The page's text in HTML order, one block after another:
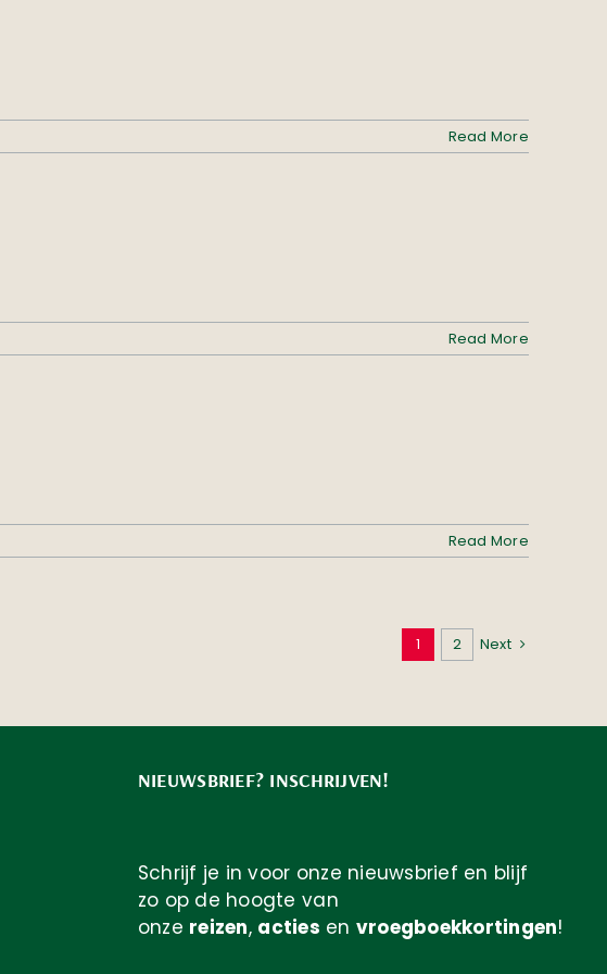
Read More
Read More
Read More
1 2 Next
NIEUWSBRIEF? INSCHRIJVEN!
Schrijf je in voor onze nieuwsbrief en blijf
zo op de hoogte van
onze reizen, acties en vroegboekkortingen!